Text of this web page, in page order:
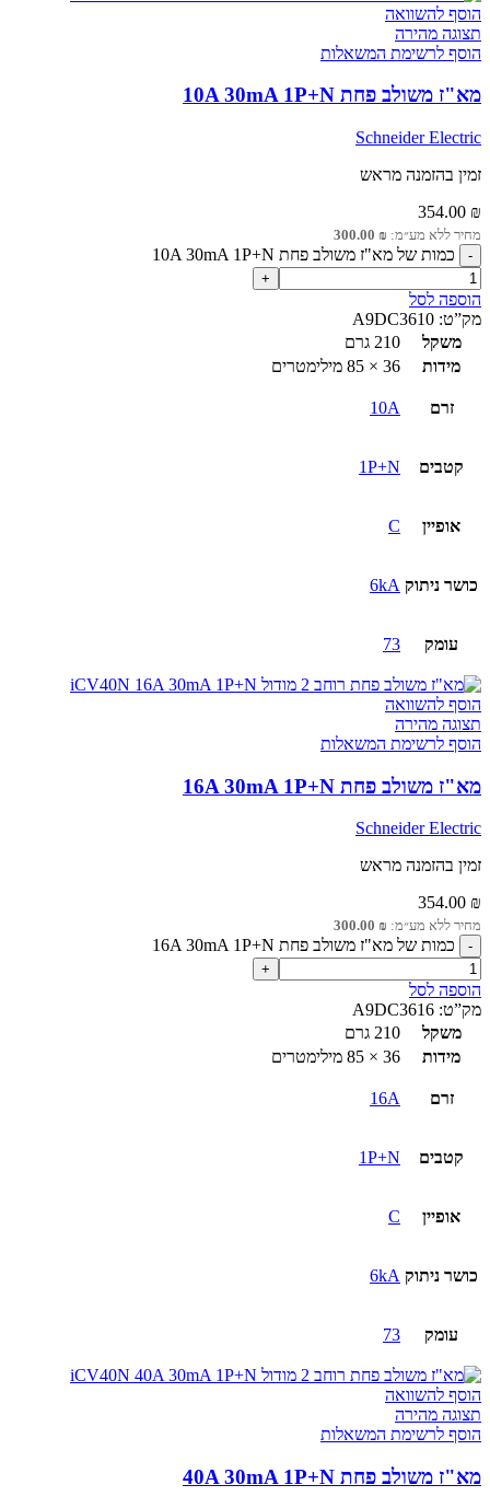
הוסף להשוואה
תצוגה מהירה
הוסף לרשימת המשאלות
מא"ז משולב פחת 10A 30mA 1P+N
Schneider Electric
זמין בהזמנה מראש
354.00 ₪
מחיר ללא מע״מ: 300.00 ₪
כמות של מא"ז משולב פחת 10A 30mA 1P+N
הוספה לסל
מק”ט: A9DC3610
משקל
210 גרם
מידות
36 × 85 מילימטרים
זרם 10A
קטבים 1P+N
אופיין C
כושר ניתוק 6kA
עומק 73
הוסף להשוואה
תצוגה מהירה
הוסף לרשימת המשאלות
מא"ז משולב פחת 16A 30mA 1P+N
Schneider Electric
זמין בהזמנה מראש
354.00 ₪
מחיר ללא מע״מ: 300.00 ₪
כמות של מא"ז משולב פחת 16A 30mA 1P+N
הוספה לסל
מק”ט: A9DC3616
משקל
210 גרם
מידות
36 × 85 מילימטרים
זרם 16A
קטבים 1P+N
אופיין C
כושר ניתוק 6kA
עומק 73
הוסף להשוואה
תצוגה מהירה
הוסף לרשימת המשאלות
מא"ז משולב פחת 40A 30mA 1P+N